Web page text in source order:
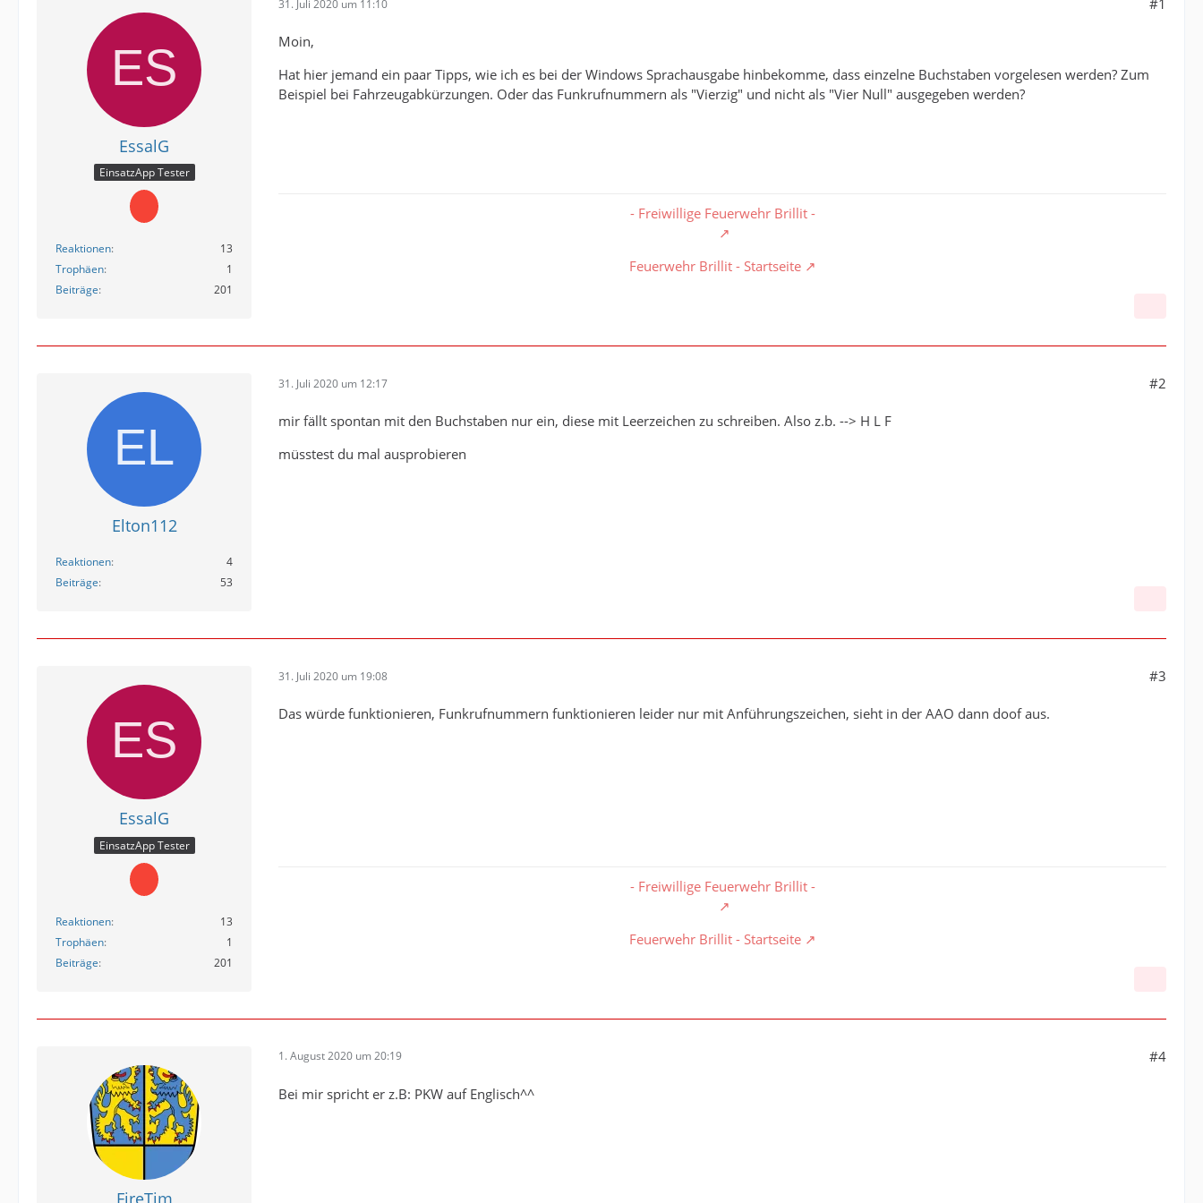
EssalG
EinsatzApp Tester
Reaktionen
13
Trophäen
1
Beiträge
201
31. Juli 2020 um 11:10 #1
Moin,
Hat hier jemand ein paar Tipps, wie ich es bei der Windows Sprachausgabe hinbekomme, dass einzelne Buchstaben vorgelesen werden? Zum
Beispiel bei Fahrzeugabkürzungen. Oder das Funkrufnummern als "Vierzig" und nicht als "Vier Null" ausgegeben werden?
- Freiwillige Feuerwehr Brillit -
Feuerwehr Brillit - Startseite
Elton112
Reaktionen
4
Beiträge
53
31. Juli 2020 um 12:17 #2
mir fällt spontan mit den Buchstaben nur ein, diese mit Leerzeichen zu schreiben. Also z.b. --> H L F
müsstest du mal ausprobieren
EssalG
EinsatzApp Tester
Reaktionen
13
Trophäen
1
Beiträge
201
31. Juli 2020 um 19:08 #3
Das würde funktionieren, Funkrufnummern funktionieren leider nur mit Anführungszeichen, sieht in der AAO dann doof aus.
- Freiwillige Feuerwehr Brillit -
Feuerwehr Brillit - Startseite
FireTim
1. August 2020 um 20:19 #4
Bei mir spricht er z.B: PKW auf Englisch^^